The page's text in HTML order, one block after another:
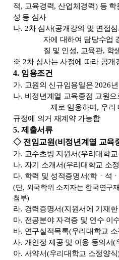
적, 교육경력,산업체경력) 등 학
성 등 심사
나. 2차 심사(공개강의 및 면접
자에 대하여 담당수업
질 및 인성, 교육관, 학
※ 2차 심사는 사정에 따라 공개
4. 임용조건
가. 교원의 신규임용일은 2026
나. 비정년계열 교육중점 교원으
제로 임용하며 , 우리
규정에 의거 재계약 가능함
5.제출서류
◇ 전임교원(비정년계열 교육
가. 교수초빙 지원서(우리대학
나. 자기 소개서(우리대학교 소
다. 학력 및 성적증명서(학ㆍ석
(단, 외국학위 소지자는 한국연구
첨부)
라. 경력증명서(지원서에 기재
마. 전공분야 자격증 및 연수 이
바. 연구실적목록(우리대학교
사. 개인정 제공 및 이용 동의서(
아. 서약서(우리대학교 소정양식